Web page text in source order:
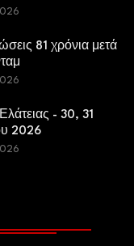
81 χρόνια μετά
- 30, 31
2026